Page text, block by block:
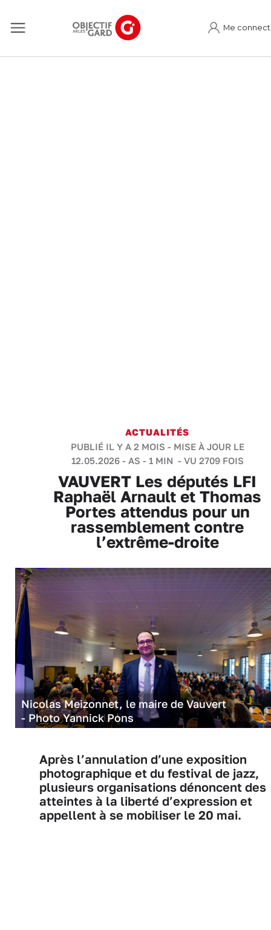
Me
ACTUALITÉS
PUBLIÉ IL Y A 2 MOIS - MISE À JOUR LE
12.05.2026 - AS - 1 MIN - VU 2709 FOIS
VAUVERT Les députés LFI
Raphaël Arnault et Thomas
Portes attendus pour un
rassemblement contre
l’extrême-droite
Nicolas Meizonnet, le maire de Vauvert
- Photo Yannick Pons
Après l’annulation d’une exposition
photographique et du festival de jazz,
plusieurs organisations dénoncent des
atteintes à la liberté d’expression et
appellent à se mobiliser le 20 mai.